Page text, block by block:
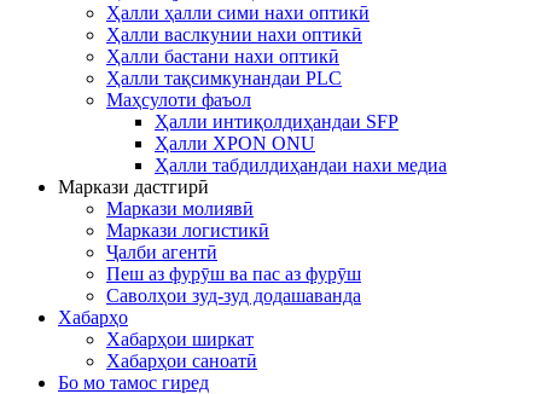
Ҳалли ҳалли сими нахи оптикӣ
Ҳалли васлкунии нахи оптикӣ
Ҳалли бастани нахи оптикӣ
Ҳалли тақсимкунандаи PLC
Маҳсулоти фаъол
Ҳалли интиқолдиҳандаи SFP
Ҳалли XPON ONU
Ҳалли табдилдиҳандаи нахи медиа
Маркази дастгирӣ
Маркази молиявӣ
Маркази логистикӣ
Ҷалби агентӣ
Пеш аз фурӯш ва пас аз фурӯш
Саволҳои зуд-зуд додашаванда
Хабарҳо
Хабарҳои ширкат
Хабарҳои саноатӣ
Бо мо тамос гиред